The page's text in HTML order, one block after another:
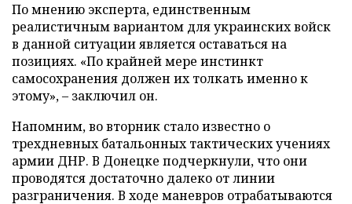
По мнению эксперта, единственным
реалистичным вариантом для украинских войск
в данной ситуации является оставаться на
позициях. «По крайней мере инстинкт
самосохранения должен их толкать именно к
этому», – заключил он.
Напомним, во вторник стало известно о
трехдневных батальонных тактических учениях
армии ДНР. В Донецке подчеркнули, что они
проводятся достаточно далеко от линии
разграничения. В ходе маневров отрабатываются